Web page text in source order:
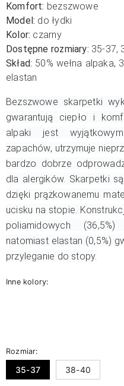
Komfort: bezszwowe
Model: do łydki
Kolor: czarny
Dostępne rozmiary: 35-37,
Skład: 50% wełna alpaka,
elastan
Bezszwowe skarpetki
gwarantują ciepło i
alpaki jest
zapachów, utrzymuje
bardzo dobrze
dla alergików. Skarpetki
dzięki prążkowanemu
ucisku na stopie.
poliamidowych
natomiast elastan (0,5%)
przyleganie do stopy.
Inne kolory:
Rozmiar:
35-37 38-40